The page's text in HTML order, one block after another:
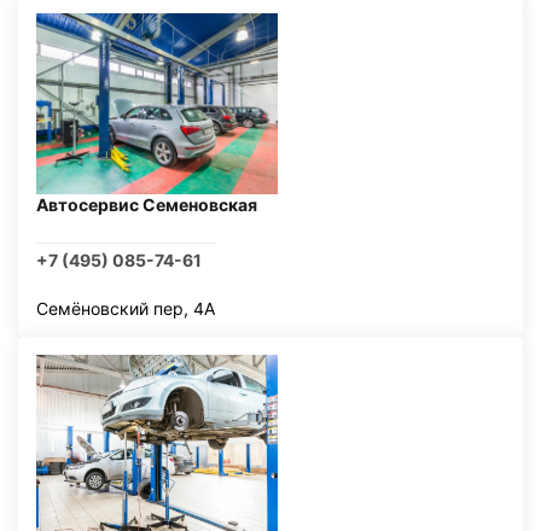
Автосервис Семеновская
+7 (495) 085-74-61
Семёновский пер, 4А